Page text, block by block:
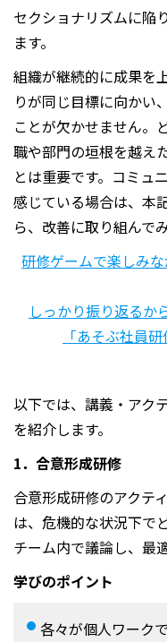
セクショナリズムに陥
ます。
組織が継続的に成果を
りが同じ目標に向かい
ことが欠かせません。
職や部門の垣根を越え
とは重要です。コミュ
感じている場合は、本
ら、改善に取り組んで
研修ゲームで楽しみ
しっかり振り返るか
「あそぶ社員
以下では、講義・アク
を紹介します。
1．合意形成研修
合意形成研修のアクテ
は、危機的な状況下で
チーム内で議論し、最
学びのポイント
各々が個人ワーク